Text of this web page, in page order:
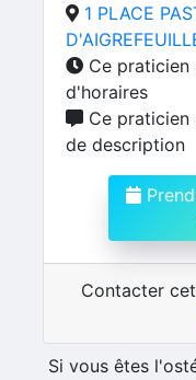
1 PLACE
Ce praticien
d'horaires
Ce praticien
de description
Contacter
Si vous êtes